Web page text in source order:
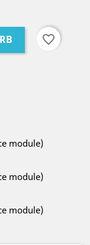
favorite_border
module)
module)
module)